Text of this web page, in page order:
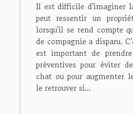
Il est difficile d'imaginer
peut ressentir un
lorsqu'il se rend compte
de compagnie a disparu.
est important de
préventives pour éviter
chat ou pour augmenter
le retrouver si...